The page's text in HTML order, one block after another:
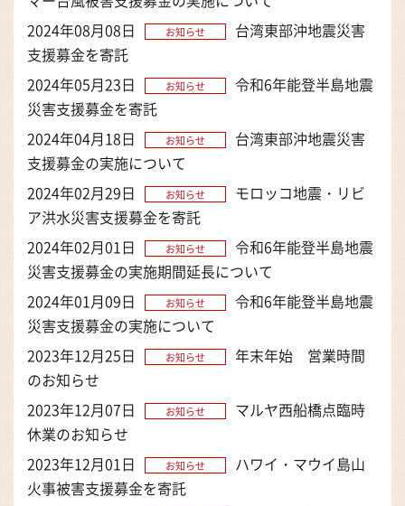
2024年08月08日
お知らせ
台湾東部沖地震災害
支援募金を寄託
2024年05月23日
お知らせ
令和6年能登半島地震
災害支援募金を寄託
2024年04月18日
お知らせ
台湾東部沖地震災害
支援募金の実施について
2024年02月29日
お知らせ
モロッコ地震・リビ
ア洪水災害支援募金を寄託
2024年02月01日
お知らせ
令和6年能登半島地震
災害支援募金の実施期間延長について
2024年01月09日
お知らせ
令和6年能登半島地震
災害支援募金の実施について
2023年12月25日
お知らせ
年末年始 営業時間
のお知らせ
2023年12月07日
お知らせ
マルヤ西船橋点臨時
休業のお知らせ
2023年12月01日
お知らせ
ハワイ・マウイ島山
火事被害支援募金を寄託